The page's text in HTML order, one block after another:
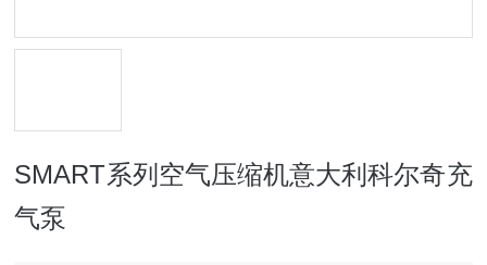
SMART系列空气压缩机意大利科尔奇充
气泵